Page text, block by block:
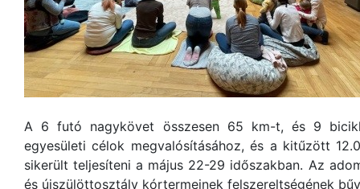
A 6 futó nagykövet összesen 65 km-t, és 9
egyesületi célok megvalósításához, és a kitűzött
sikerült teljesíteni a május 22-29 időszakban. Az
és újszülöttosztály kórtermeinek felszereltségének